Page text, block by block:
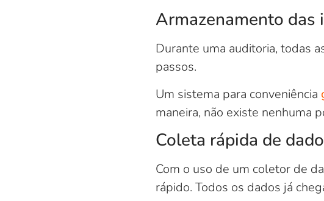
Armazenamento das
Durante uma auditoria, todas
passos.
Um sistema para conveniência
maneira, não existe nenhuma
Coleta rápida de
Com o uso de um coletor de
rápido. Todos os dados já